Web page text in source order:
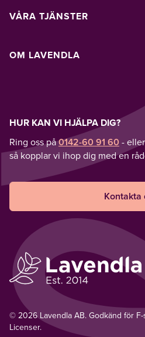
VÅRA TJÄNSTER
OM LAVENDLA
HUR KAN VI HJÄLPA DIG?
Ring oss på0142-60 91 60-
så kopplar vi ihop dig med en
Kontakta
© 2026 Lavendla AB. Godkänd för F-
Licenser.